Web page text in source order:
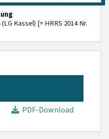
Kassel) [= HRRS 2014 Nr.
PDF-Download